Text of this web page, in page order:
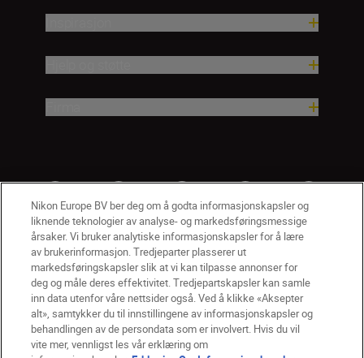
NO Nikon Sites
Kontakt oss Personvernerklæring
Nikon Europe BV ber deg om å godta informasjonskapsler og
liknende teknologier av analyse- og markedsføringsmessige
årsaker. Vi bruker analytiske informasjonskapsler for å lære
av brukerinformasjon. Tredjeparter plasserer ut
markedsføringskapsler slik at vi kan tilpasse annonser for
deg og måle deres effektivitet. Tredjepartskapsler kan samle
inn data utenfor våre nettsider også. Ved å klikke «Aksepter
alt», samtykker du til innstillingene av informasjonskapsler og
behandlingen av de persondata som er involvert. Hvis du vil
vite mer, vennligst les vår erklæring om